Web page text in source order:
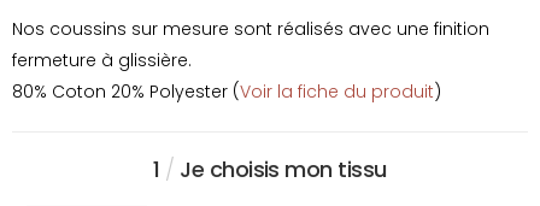
Nos coussins sur mesure sont réalisés avec une finition
fermeture à glissière.
80% Coton 20% Polyester (Voir la fiche du produit)
1 / Je choisis mon tissu